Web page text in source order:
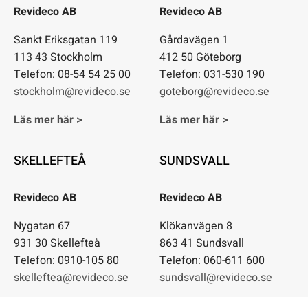
Revideco AB
Sankt Eriksgatan 119
113 43 Stockholm
Telefon: 08-54 54 25 00
stockholm@revideco.se
Läs mer här >
Revideco AB
Gårdavägen 1
412 50 Göteborg
Telefon: 031-530 190
goteborg@revideco.se
Läs mer här >
SKELLEFTEÅ
Revideco AB
Nygatan 67
931 30 Skellefteå
Telefon: 0910-105 80
skelleftea@revideco.se
SUNDSVALL
Revideco AB
Klökanvägen 8
863 41 Sundsvall
Telefon: 060-611 600
sundsvall@revideco.se